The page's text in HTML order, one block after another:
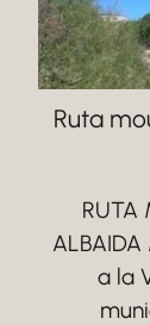
Ruta
RUTA
a la